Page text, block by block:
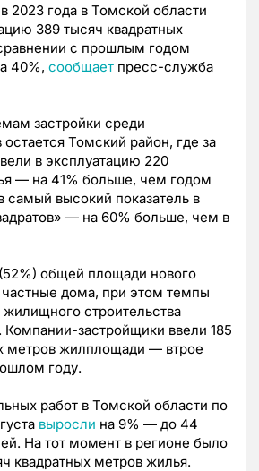
2023 года в Томской области
389 тысяч квадратных
с прошлым годом
40%, сообщает пресс-служба
застройки среди
Томский район, где за
в эксплуатацию 220
— на 41% больше, чем годом
самый высокий показатель в
— на 60% больше, чем в
общей площади нового
дома, при этом темпы
жилищного строительства
Компании-застройщики ввели 185
метров жилплощади — втрое
году.
работ в Томской области по
выросли на 9% — до 44
На тот момент в регионе было
квадратных метров жилья.